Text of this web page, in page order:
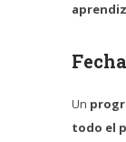
Un
todo el